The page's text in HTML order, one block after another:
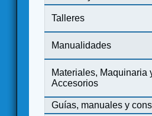
Talleres
Manualidades
Materiales, Maquinaria
Accesorios
Guías, manuales y